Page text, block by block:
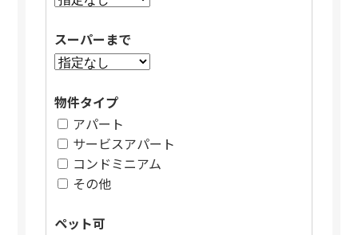
スーパーまで
物件タイプ
アパート
サービスアパート
コンドミニアム
その他
ペット可